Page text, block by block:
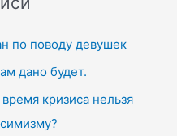
по поводу девушек
дано будет.
кризиса нельзя